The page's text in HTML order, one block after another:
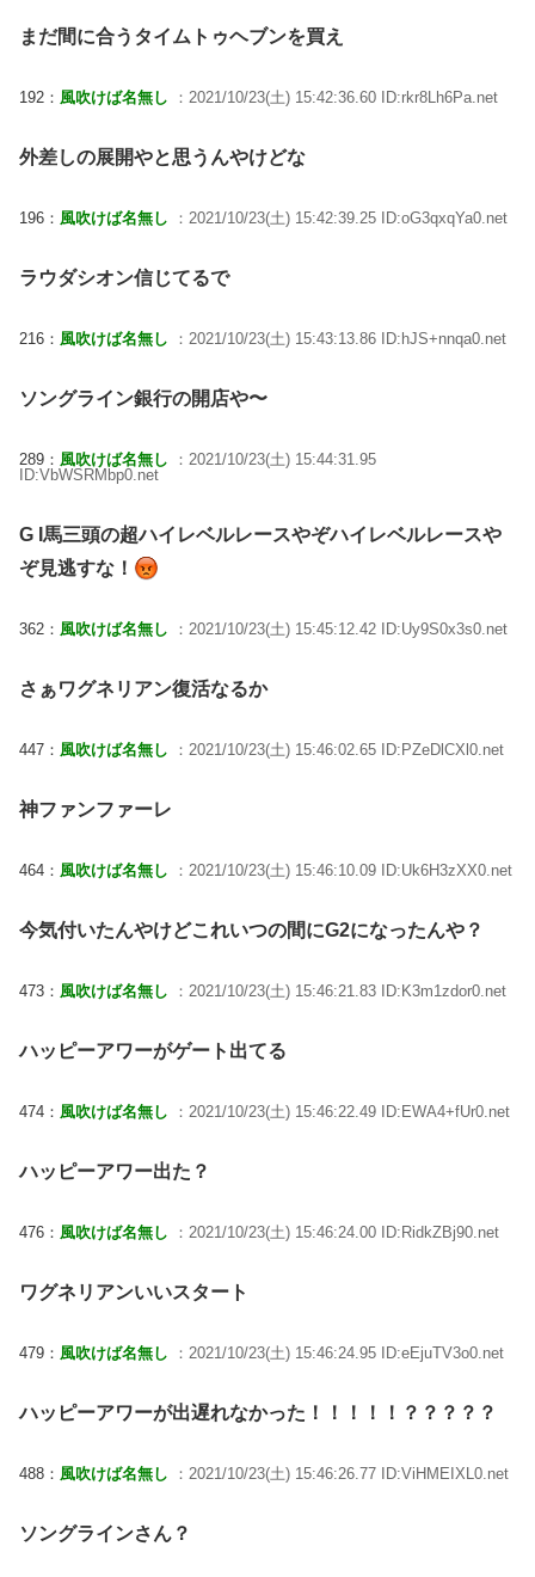
まだ間に合うタイムトゥヘブンを買え
192： 風吹けば名無し ：2021/10/23(土) 15:42:36.60 ID:rkr8Lh6Pa.net
外差しの展開やと思うんやけどな
196： 風吹けば名無し ：2021/10/23(土) 15:42:39.25 ID:oG3qxqYa0.net
ラウダシオン信じてるで
216： 風吹けば名無し ：2021/10/23(土) 15:43:13.86 ID:hJS+nnqa0.net
ソングライン銀行の開店や〜
289： 風吹けば名無し
：2021/10/23(土) 15:44:31.95
ID:VbWSRMbp0.net
G I馬三頭の超ハイレベルレースやぞハイレベルレースや
ぞ見逃すな！
362： 風吹けば名無し ：2021/10/23(土) 15:45:12.42 ID:Uy9S0x3s0.net
さぁワグネリアン復活なるか
447： 風吹けば名無し ：2021/10/23(土) 15:46:02.65 ID:PZeDlCXl0.net
神ファンファーレ
464： 風吹けば名無し ：2021/10/23(土) 15:46:10.09 ID:Uk6H3zXX0.net
今気付いたんやけどこれいつの間にG2になったんや？
473： 風吹けば名無し ：2021/10/23(土) 15:46:21.83 ID:K3m1zdor0.net
ハッピーアワーがゲート出てる
474： 風吹けば名無し ：2021/10/23(土) 15:46:22.49 ID:EWA4+fUr0.net
ハッピーアワー出た？
476： 風吹けば名無し ：2021/10/23(土) 15:46:24.00 ID:RidkZBj90.net
ワグネリアンいいスタート
479： 風吹けば名無し ：2021/10/23(土) 15:46:24.95 ID:eEjuTV3o0.net
ハッピーアワーが出遅れなかった！！！！！？？？？？
488： 風吹けば名無し ：2021/10/23(土) 15:46:26.77 ID:ViHMEIXL0.net
ソングラインさん？